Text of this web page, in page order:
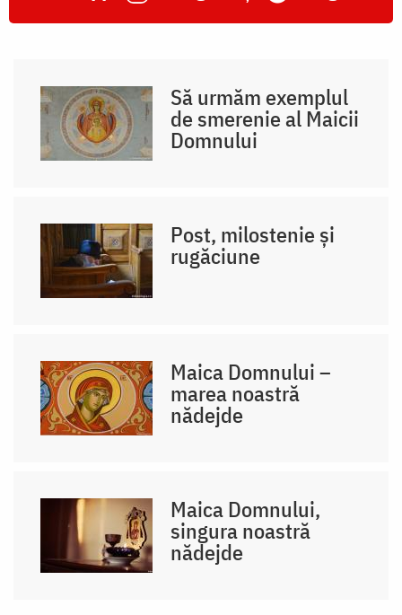
Să urmăm exemplul
de smerenie al Maicii
Domnului
Post, milostenie și
rugăciune
Maica Domnului –
marea noastră
nădejde
Maica Domnului,
singura noastră
nădejde